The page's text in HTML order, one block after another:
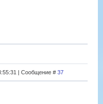
| Сообщение # 37